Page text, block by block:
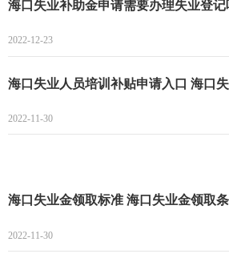
2022-12-23
2022-11-30
海口失业金领取标准 海口失业金领取
2022-11-30